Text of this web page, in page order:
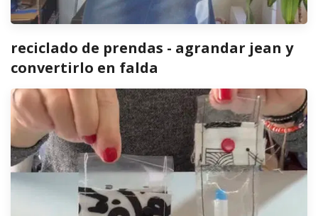
reciclado de prendas - agrandar jean y
convertirlo en falda